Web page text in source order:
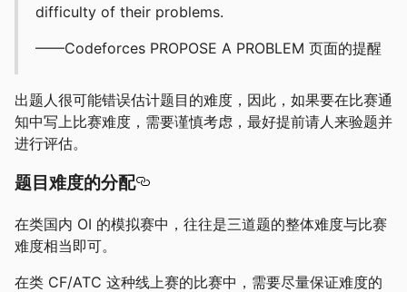
difficulty of their problems.
——Codeforces PROPOSE A PROBLEM 页面的提醒
出题人很可能错误估计题目的难度，因此，如果要在比赛通
知中写上比赛难度，需要谨慎考虑，最好提前请人来验题并
进行评估。
题目难度的分配
在类国内 OI 的模拟赛中，往往是三道题的整体难度与比赛
难度相当即可。
在类 CF/ATC 这种线上赛的比赛中，需要尽量保证难度的